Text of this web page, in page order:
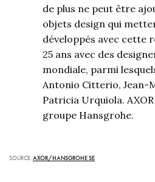
de plus ne peut être
objets design qui
développés avec cette
25 ans avec des
mondiale, parmi
Antonio Citterio, Jean-
Patricia Urquiola.
groupe Hansgrohe.
SOURCE:AXOR/HANSGROHE SE